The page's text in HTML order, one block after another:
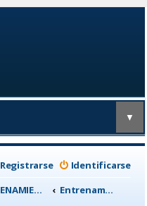
▼
Identificarse
Registrarse
ENTRENAMIENTO, medicina deportiva y nutrición Entrenamiento basado en Potencia